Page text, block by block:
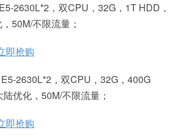
E5-2630L*2，双CPU，32G，1T HDD，
50M/不限流量；
即抢购
E5-2630L*2，双CPU，32G，400G
优化，50M/不限流量；
即抢购